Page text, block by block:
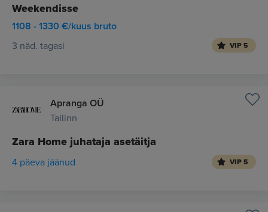
Weekendisse
1108 - 1330 €/kuus bruto
3 näd. tagasi VIP 5
Apranga OÜ
Tallinn
Zara Home juhataja asetäitja
4 päeva jäänud VIP 5